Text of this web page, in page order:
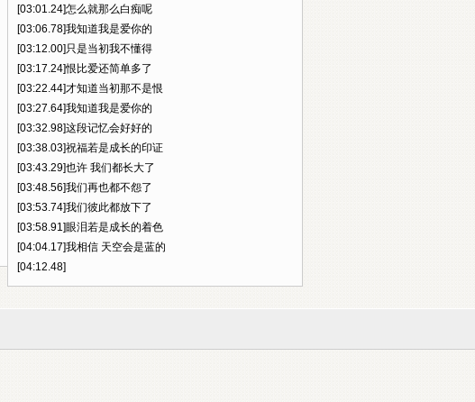
[03:01.24]怎么就那么白痴呢
[03:06.78]我知道我是爱你的
[03:12.00]只是当初我不懂得
[03:17.24]恨比爱还简单多了
[03:22.44]才知道当初那不是恨
[03:27.64]我知道我是爱你的
[03:32.98]这段记忆会好好的
[03:38.03]祝福若是成长的印证
[03:43.29]也许 我们都长大了
[03:48.56]我们再也都不怨了
[03:53.74]我们彼此都放下了
[03:58.91]眼泪若是成长的着色
[04:04.17]我相信 天空会是蓝的
[04:12.48]